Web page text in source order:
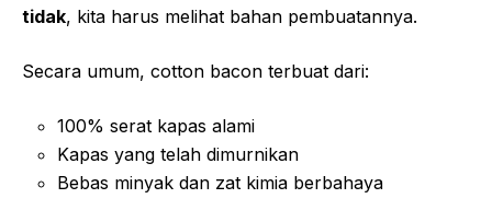
tidak, kita harus melihat bahan pembuatannya.
Secara umum, cotton bacon terbuat dari:
100% serat kapas alami
Kapas yang telah dimurnikan
Bebas minyak dan zat kimia berbahaya